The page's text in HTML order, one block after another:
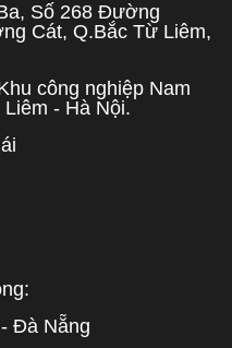
Số 268 Đường
Cát, Q.Bắc Từ Liêm,
công nghiệp Nam
- Hà Nội.
Đà Nẵng